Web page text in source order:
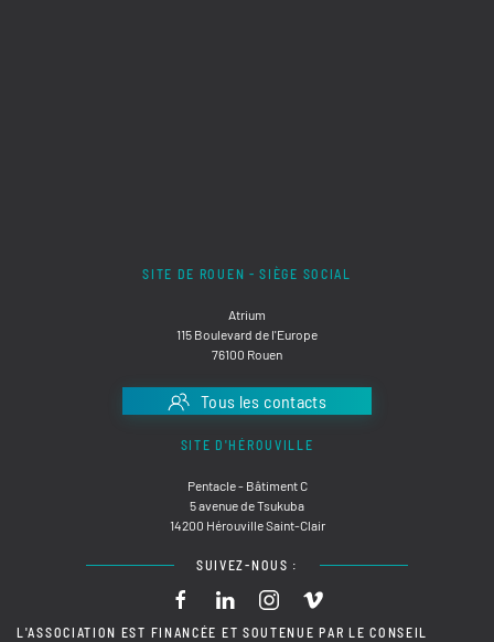
SITE DE ROUEN - SIÈGE SOCIAL
Atrium
115 Boulevard de l'Europe
76100 Rouen
Tous les contacts
SITE D'HÉROUVILLE
Pentacle - Bâtiment C
5 avenue de Tsukuba
14200 Hérouville Saint-Clair
SUIVEZ-NOUS :
L'ASSOCIATION EST FINANCÉE ET SOUTENUE PAR LE CONSEIL